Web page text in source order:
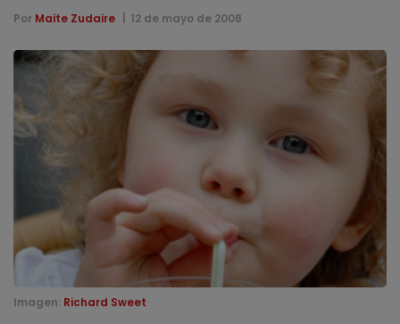
Por Maite Zudaire 12 de mayo de 2008
Imagen: Richard Sweet